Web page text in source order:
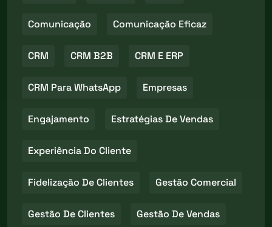
Comunicação Comunicação Eficaz
CRM CRM B2B CRM E ERP
CRM Para WhatsApp Empresas
Engajamento Estratégias De Vendas
Experiência Do Cliente
Fidelização De Clientes Gestão Comercial
Gestão De Clientes Gestão De Vendas